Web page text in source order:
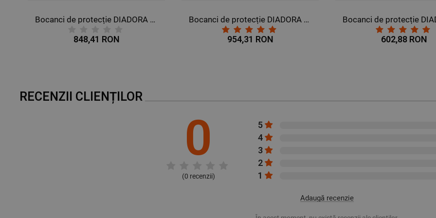
Bocanci de protecție DIADORA GLOVE II HIGH S3 HRO SRA
848,41 RON
Bocanci de protecție DIADORA GLOVE TECH HI PRO S3 SRA HRO ESD
954,31 RON 602,88 RON
RECENZII CLIENȚILOR
0
(0 recenzii)
5
4
3
2
1
Adaugă recenzie